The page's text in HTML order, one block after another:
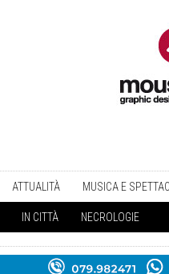
ATTUALITÀ MUSICA E
IN CITTÀ NECROLOGIE